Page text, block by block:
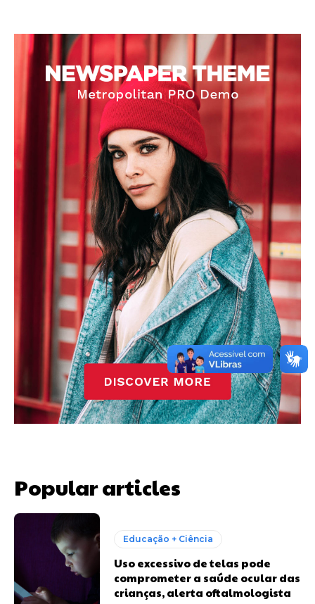
Popular articles
Educação + Ciência
Uso excessivo de telas pode
comprometer a saúde ocular das
crianças, alerta oftalmologista